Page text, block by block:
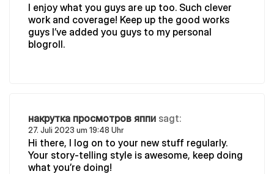
I enjoy what you guys are up too. Such clever
work and coverage! Keep up the good works
guys I’ve added you guys to my personal
blogroll.
накрутка просмотров яппи sagt:
27. Juli 2023 um 19:48 Uhr
Hi there, I log on to your new stuff regularly.
Your story-telling style is awesome, keep doing
what you’re doing!